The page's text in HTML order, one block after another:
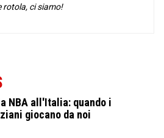
rotola, ci siamo!
NBA all'Italia: quando i
giocano da noi